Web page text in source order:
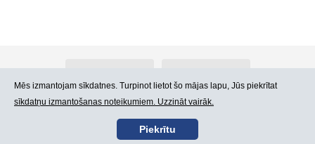
Kontakti Lietošanas noteikumi
Mēs izmantojam sīkdatnes. Turpinot lietot šo mājas lapu, Jūs piekrītat
sīkdatņu izmantošanas noteikumiem. Uzzināt vairāk.
Piekrītu